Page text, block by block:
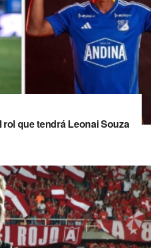
rol que tendrá Leonai Souza